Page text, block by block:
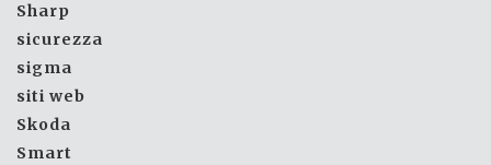
Sharp
sicurezza
sigma
siti web
Skoda
Smart